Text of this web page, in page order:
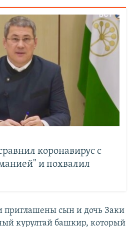
коронавирус с
и похвалил
приглашены сын и дочь Заки
курултай башкир, который